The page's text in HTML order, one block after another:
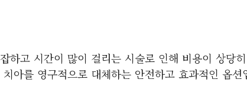
하고 시간이 많이 걸리는 시술로 인해 비용이 상당
아를 영구적으로 대체하는 안전하고 효과적인 옵션